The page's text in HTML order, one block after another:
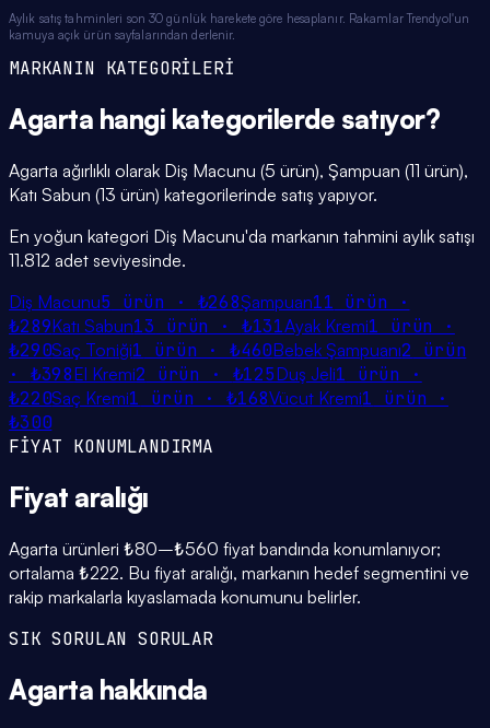
Aylık satış tahminleri son 30 günlük harekete göre hesaplanır. Rakamlar Trendyol'un
kamuya açık ürün sayfalarından derlenir.
MARKANIN KATEGORİLERİ
Agarta hangi kategorilerde satıyor?
Agarta ağırlıklı olarak Diş Macunu (5 ürün), Şampuan (11 ürün),
Katı Sabun (13 ürün) kategorilerinde satış yapıyor.
En yoğun kategori Diş Macunu'da markanın tahmini aylık satışı
11.812 adet seviyesinde.
Diş Macunu5 ürün · ₺268Şampuan11 ürün ·
₺289Katı Sabun13 ürün · ₺131Ayak Kremi1 ürün ·
₺290Saç Toniği1 ürün · ₺460Bebek Şampuanı2
ürün
· ₺398El Kremi2 ürün · ₺125Duş Jeli1 ürün ·
₺220Saç Kremi1 ürün · ₺168Vücut Kremi1
ürün ·
₺300
FİYAT KONUMLANDIRMA
Fiyat aralığı
Agarta ürünleri ₺80–₺560 fiyat bandında konumlanıyor;
ortalama ₺222. Bu fiyat aralığı, markanın hedef segmentini ve
rakip markalarla kıyaslamada konumunu belirler.
SIK SORULAN SORULAR
Agarta hakkında